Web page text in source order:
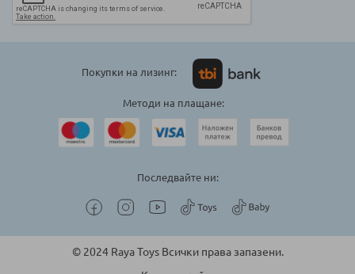
Покупки на лизинг:
Методи на плащане:
Последвайте ни:
© 2024 Raya Toys Всички права запазени.